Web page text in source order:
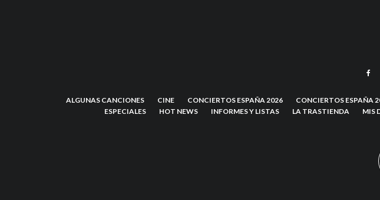
ALGUNAS CANCIONES CINE CONCIERTOS ESPAÑA 2026 CONCIERTOS ESPAÑA
ESPECIALES
HOT NEWS INFORMES Y LISTAS LA TRASTIENDA MIS